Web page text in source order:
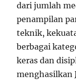
dari jumlah
penampilan
teknik,
berbagai
keras dan
menghasilkan